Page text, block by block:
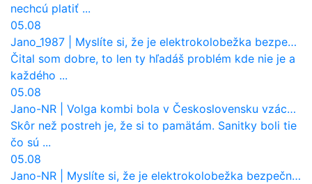
nechcú platiť ...
05.08
Jano_1987
Myslíte si, že je elektrokolobežka bezpečná? Tento test odhalil vážny problém
Čital som dobre, to len ty hľadáš problém kde nie je a
každého ...
05.08
Jano-NR
Volga kombi bola v Československu vzácnosť. Jazdila ako sanitka, aj pre Verejnú bezpečnosť
Skôr než postreh je, že si to pamätám. Sanitky boli tie
čo sú ...
05.08
Jano-NR
Myslíte si, že je elektrokolobežka bezpečná? Tento test odhalil vážny problém